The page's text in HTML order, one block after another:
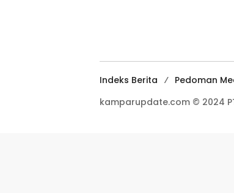
Indeks Berita Pedoman
kamparupdate.com © 2024 PT